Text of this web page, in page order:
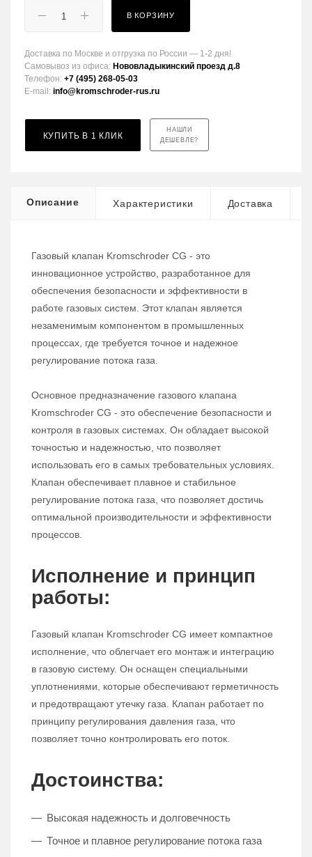
В КОРЗИНУ
Доставка по Москве и отгрузка по России — 1-2 дня!
Самовывоз из офиса: Нововладыкинский проезд д.8
Телефон: +7 (495) 268-05-03
E-mail: info@kromschroder-rus.ru
КУПИТЬ В 1 КЛИК
НАШЛИ
ДЕШЕВЛЕ?
Описание Характеристики Доставка
Газовый клапан Kromschroder CG - это
инновационное устройство, разработанное для
обеспечения безопасности и эффективности в
работе газовых систем. Этот клапан является
незаменимым компонентом в промышленных
процессах, где требуется точное и надежное
регулирование потока газа.
Основное предназначение газового клапана
Kromschroder CG - это обеспечение безопасности и
контроля в газовых системах. Он обладает высокой
точностью и надежностью, что позволяет
использовать его в самых требовательных условиях.
Клапан обеспечивает плавное и стабильное
регулирование потока газа, что позволяет достичь
оптимальной производительности и эффективности
процессов.
Исполнение и принцип
работы:
Газовый клапан Kromschroder CG имеет компактное
исполнение, что облегчает его монтаж и интеграцию
в газовую систему. Он оснащен специальными
уплотнениями, которые обеспечивают герметичность
и предотвращают утечку газа. Клапан работает по
принципу регулирования давления газа, что
позволяет точно контролировать его поток.
Достоинства:
Высокая надежность и долговечность
Точное и плавное регулирование потока газа